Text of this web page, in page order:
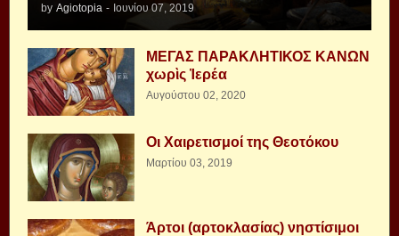
by Agiotopia - Ιουνίου 07, 2019
ΜΕΓΑΣ ΠΑΡΑΚΛΗΤΙΚΟΣ ΚΑΝΩΝ
χωρὶς Ἱερέα
Αυγούστου 02, 2020
Οι Χαιρετισμοί της Θεοτόκου
Μαρτίου 03, 2019
Άρτοι (αρτοκλασίας) νηστίσιμοι